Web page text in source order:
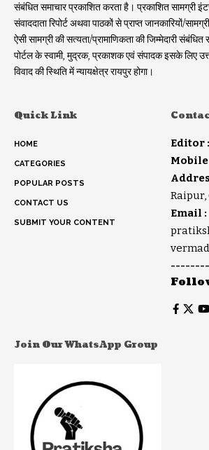
संबंधित समाचार प्रकाशित करता है। प्रकाशित सामग्री
संवाददाता रिपोर्ट अथवा पाठकों से प्राप्त जानकारियों/
ऐसी सामग्री की सत्यता/प्रामाणिकता की जिम्मेदारी संबंधित
पोर्टल के स्वामी, मुद्रक, प्रकाशक एवं संपादक इसके लिए
विवाद की स्थिति में न्यायक्षेत्र रायपुर होगा।
Quick Link
HOME
CATEGORIES
POPULAR POSTS
CONTACT US
SUBMIT YOUR CONTENT
Editor :
Mobile
Raipur,
Email :
Join Our WhatsApp Group